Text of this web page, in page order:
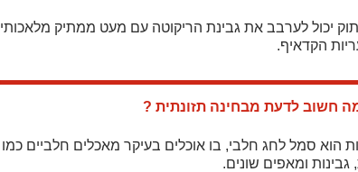
יכול לערבב את גבינת הריקוטה עם מעט ממתיק מלאכותי
הקדאיף.
חשוב לדעת מבחינה תזונתית ?
הוא סמל לחג חלבי, בו אוכלים בעיקר מאכלים חלביים כמו
ומאפים שונים.